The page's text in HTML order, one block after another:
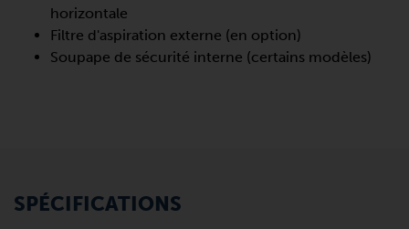
horizontale
Filtre d'aspiration externe (en option)
Soupape de sécurité interne (certains modèles)
SPÉCIFICATIONS